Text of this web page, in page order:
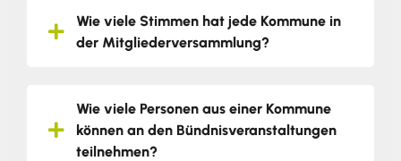
Wie viele Stimmen hat jede Kommune in
der Mitgliederversammlung?
Wie viele Personen aus einer Kommune
können an den Bündnisveranstaltungen
teilnehmen?